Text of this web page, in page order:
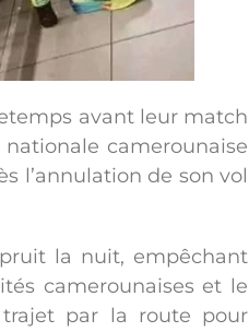
avant leur match
nationale camerounaise
l’annulation de son vol
la nuit, empêchant
camerounaises et le
trajet par la route pour